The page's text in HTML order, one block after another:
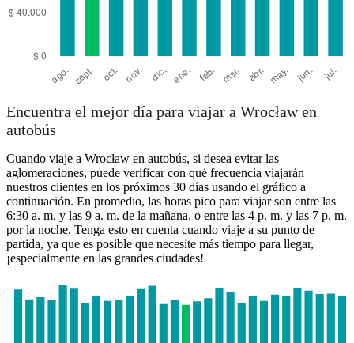
Encuentra el mejor día para viajar a Wrocław en
autobús
Cuando viaje a Wrocław en autobús, si desea evitar las
aglomeraciones, puede verificar con qué frecuencia viajarán
nuestros clientes en los próximos 30 días usando el gráfico a
continuación. En promedio, las horas pico para viajar son entre las
6:30 a. m. y las 9 a. m. de la mañana, o entre las 4 p. m. y las 7 p. m.
por la noche. Tenga esto en cuenta cuando viaje a su punto de
partida, ya que es posible que necesite más tiempo para llegar,
¡especialmente en las grandes ciudades!